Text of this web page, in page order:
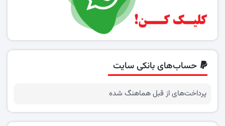
حساب‌های بانکی سایت
پرداخت‌های از قبل هماهنگ شده